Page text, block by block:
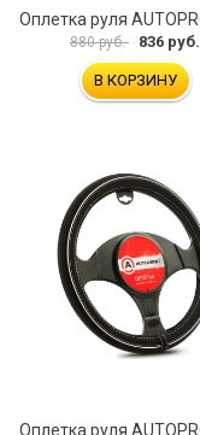
880 руб. 836 руб.
В КОРЗИНУ